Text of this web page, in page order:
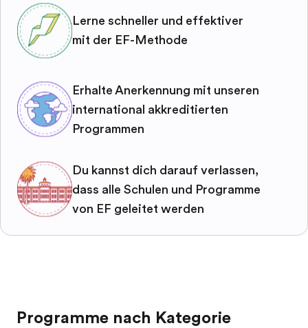
Lerne schneller und effektiver
mit der EF-Methode
Erhalte Anerkennung mit unseren
international akkreditierten
Programmen
Du kannst dich darauf verlassen,
dass alle Schulen und Programme
von EF geleitet werden
Programme nach Kategorie